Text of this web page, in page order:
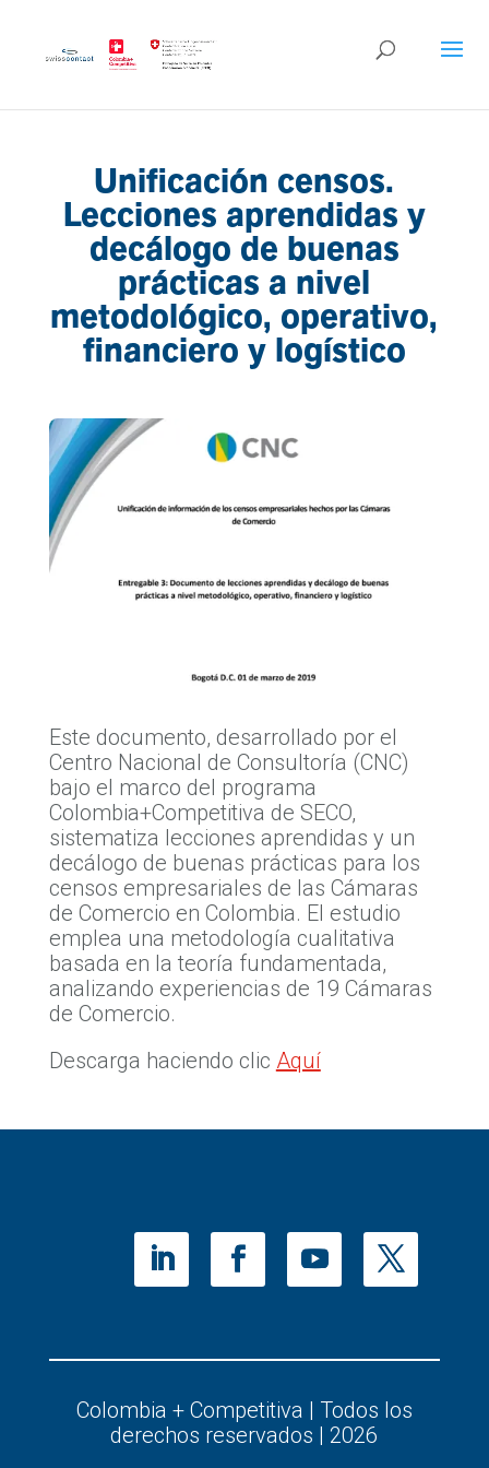
Unificación censos.
Lecciones aprendidas y
decálogo de buenas
prácticas a nivel
metodológico, operativo,
financiero y logístico
Este documento, desarrollado por el
Centro Nacional de Consultoría (CNC)
bajo el marco del programa
Colombia+Competitiva de SECO,
sistematiza lecciones aprendidas y un
decálogo de buenas prácticas para los
censos empresariales de las Cámaras
de Comercio en Colombia. El estudio
emplea una metodología cualitativa
basada en la teoría fundamentada,
analizando experiencias de 19 Cámaras
de Comercio.
Descarga haciendo clic Aquí
Colombia + Competitiva | Todos los
derechos reservados | 2026